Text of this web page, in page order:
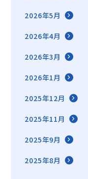
2026年5月
2026年4月
2026年3月
2026年1月
2025年12月
2025年11月
2025年9月
2025年8月